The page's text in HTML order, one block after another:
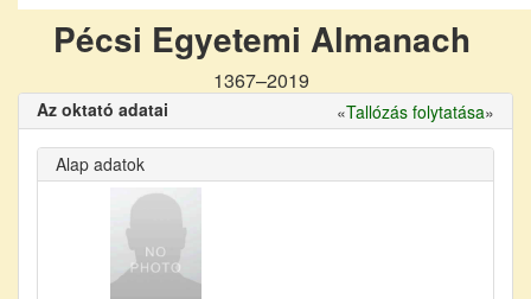
Pécsi Egyetemi Almanach
1367–2019
Az oktató adatai «Tallózás folytatása»
Alap adatok